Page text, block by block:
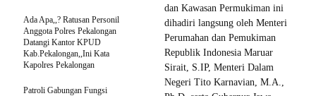
dan Kawasan Permukiman ini
dihadiri langsung oleh Menteri
Perumahan dan Pemukiman
Republik Indonesia Maruar
Sirait, S.IP, Menteri Dalam
Negeri Tito Karnavian, M.A.,
Ada Apa,,? Ratusan Personil
Anggota Polres Pekalongan
Datangi Kantor KPUD
Kab.Pekalongan,,Ini Kata
Kapolres Pekalongan
Patroli Gabungan Fungsi